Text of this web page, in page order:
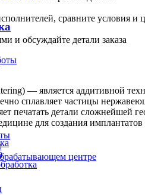
центре
сравните условия и
и обсуждайте детали заказа
— является аддитивной
сплавляет частицы
печатать детали сложнейшей
для создания